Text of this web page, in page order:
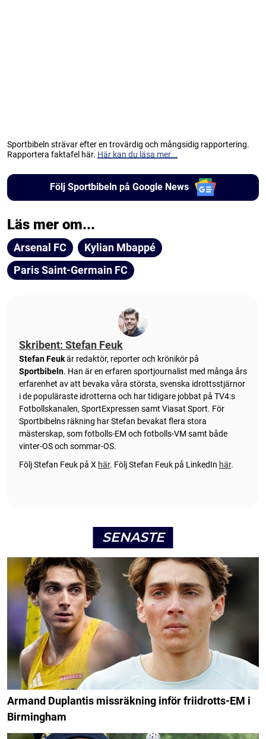
Sportbibeln strävar efter en trovärdig och mångsidig rapportering.
Rapportera faktafel här. Här kan du läsa mer...
Följ Sportbibeln på Google News
Läs mer om...
Arsenal FC
Kylian Mbappé
Paris Saint-Germain FC
Skribent: Stefan Feuk
Stefan Feukär redaktör, reporter och krönikör på
Sportbibeln. Han är en erfaren sportjournalist med många års
erfarenhet av att bevaka våra största, svenska idrottsstjärnor
i de populäraste idrotterna och har tidigare jobbat på TV4:s
Fotbollskanalen, SportExpressen samt Viasat Sport. För
Sportbibelns räkning har Stefan bevakat flera stora
mästerskap, som fotbolls-EM och fotbolls-VM samt både
vinter-OS och sommar-OS.
Följ Stefan Feuk på X här. Följ Stefan Feuk på LinkedIn här.
SENASTE
Armand Duplantis missräkning inför friidrotts-EM i
Birmingham